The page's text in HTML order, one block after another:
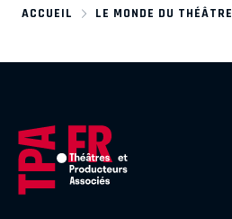
ACCUEIL LE MONDE DU THÉÂTRE